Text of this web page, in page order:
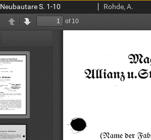
S. 1-10 Rohde, A.